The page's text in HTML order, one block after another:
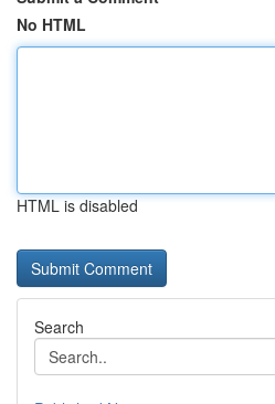
No HTML
HTML is disabled
Search